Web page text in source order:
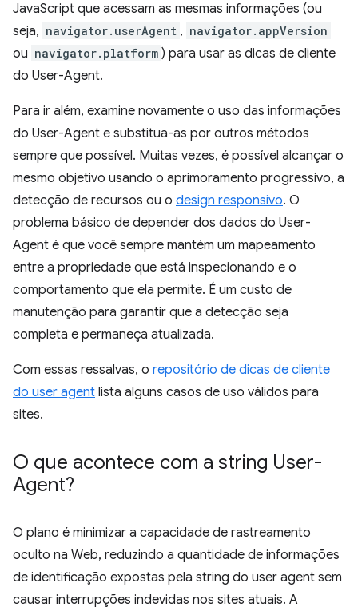
JavaScript que acessam as mesmas informações (ou
seja, navigator.userAgent , navigator.appVersion
ou navigator.platform ) para usar as dicas de cliente
do User-Agent.
Para ir além, examine novamente o uso das informações
do User-Agent e substitua-as por outros métodos
sempre que possível. Muitas vezes, é possível alcançar o
mesmo objetivo usando o aprimoramento progressivo, a
detecção de recursos ou o design responsivo. O
problema básico de depender dos dados do User-
Agent é que você sempre mantém um mapeamento
entre a propriedade que está inspecionando e o
comportamento que ela permite. É um custo de
manutenção para garantir que a detecção seja
completa e permaneça atualizada.
Com essas ressalvas, o repositório de dicas de cliente
do user agent lista alguns casos de uso válidos para
sites.
O que acontece com a string User-
Agent?
O plano é minimizar a capacidade de rastreamento
oculto na Web, reduzindo a quantidade de informações
de identificação expostas pela string do user agent sem
causar interrupções indevidas nos sites atuais. A